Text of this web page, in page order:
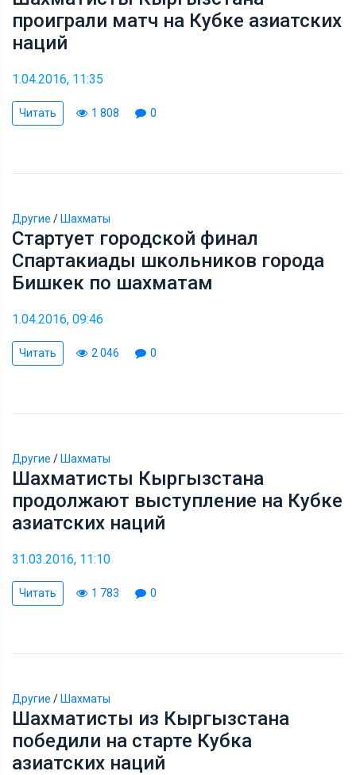
проиграли матч на Кубке азиатских
наций
1.04.2016, 11:35
Читать 1 808 0
Другие / Шахматы
Стартует городской финал
Спартакиады школьников города
Бишкек по шахматам
1.04.2016, 09:46
Читать 2 046 0
Другие / Шахматы
Шахматисты Кыргызстана
продолжают выступление на Кубке
азиатских наций
31.03.2016, 11:10
Читать 1 783 0
Другие / Шахматы
Шахматисты из Кыргызстана
победили на старте Кубка
азиатских наций